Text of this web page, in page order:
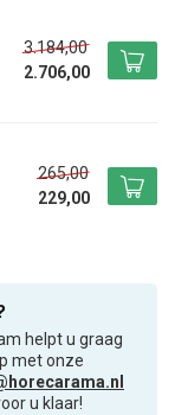
3.184,00
2.706,00
265,00
229,00
helpt u graag
met onze
u klaar!